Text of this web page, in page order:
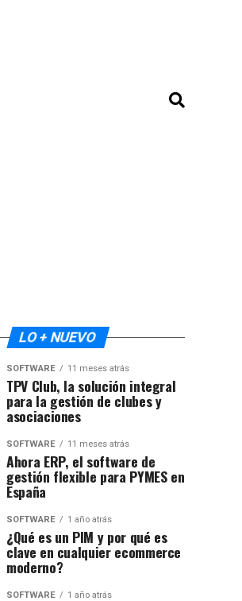
LO + NUEVO
SOFTWARE 11 meses atrás
TPV Club, la solución integral
para la gestión de clubes y
asociaciones
SOFTWARE 11 meses atrás
Ahora ERP, el software de
gestión flexible para PYMES en
España
SOFTWARE 1 año atrás
¿Qué es un PIM y por qué es
clave en cualquier ecommerce
moderno?
SOFTWARE 1 año atrás